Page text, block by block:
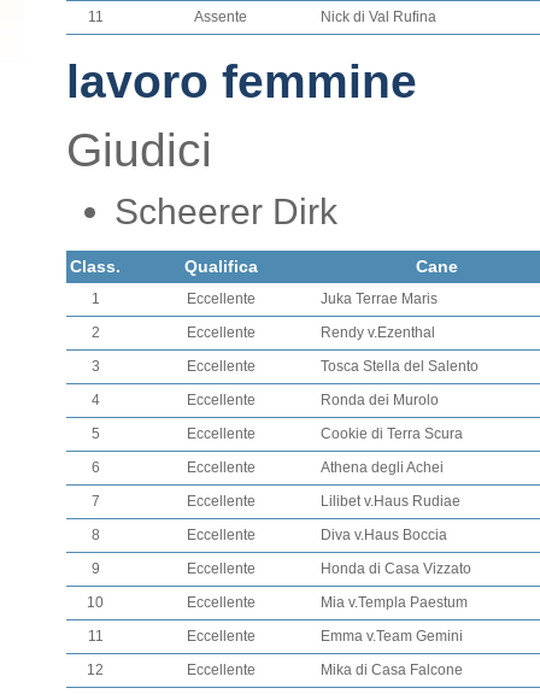
11
Assente Nick di Val Rufina
lavoro femmine
Giudici
Scheerer Dirk
Class. Qualifica Cane
1 Eccellente
Juka Terrae Maris
2
Eccellente
Rendy v.Ezenthal
3
Eccellente
Tosca Stella del Salento
4
Eccellente
Ronda dei Murolo
5
Eccellente
Cookie di Terra Scura
6
Eccellente
Athena degli Achei
7
Eccellente
Lilibet v.Haus Rudiae
8
Eccellente
Diva v.Haus Boccia
9
Eccellente
Honda di Casa Vizzato
10
Eccellente
Mia v.Templa Paestum
11
Eccellente
Emma v.Team Gemini
12
Eccellente
Mika di Casa Falcone